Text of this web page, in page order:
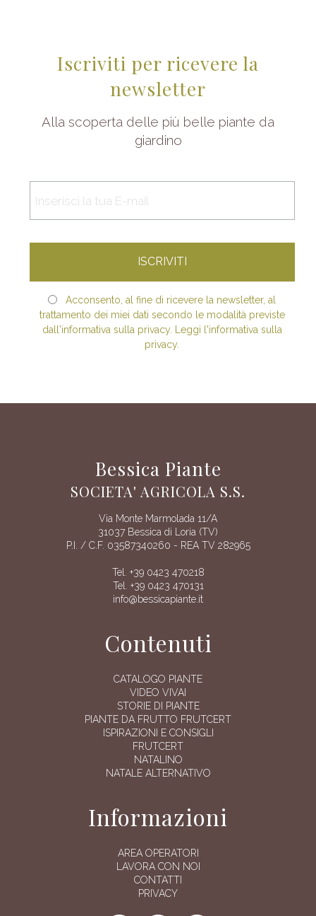
Iscriviti per ricevere la
newsletter
Alla scoperta delle più belle piante da
giardino
Acconsento, al fine di ricevere la newsletter, al
trattamento dei miei dati secondo le modalità previste
dall'informativa sulla privacy. Leggi l'informativa sulla
privacy.
Bessica Piante
SOCIETA' AGRICOLA S.S.
Via Monte Marmolada 11/A
31037 Bessica di Loria (TV)
P.I. / C.F. 03587340260 - REA TV 282965
Tel. +39 0423 470218
Tel. +39 0423 470131
info@bessicapiante.it
Contenuti
CATALOGO PIANTE
VIDEO VIVAI
STORIE DI PIANTE
PIANTE DA FRUTTO FRUTCERT
ISPIRAZIONI E CONSIGLI
FRUTCERT
NATALINO
NATALE ALTERNATIVO
Informazioni
AREA OPERATORI
LAVORA CON NOI
CONTATTI
PRIVACY